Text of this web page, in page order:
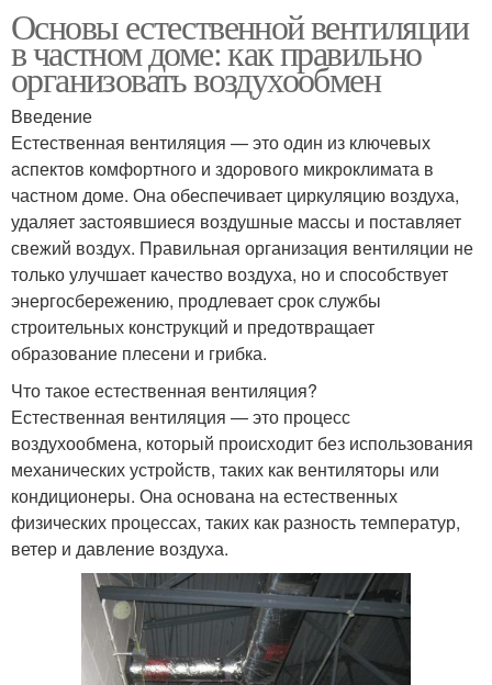
Основы естественной вентиляции
в частном доме: как правильно
организовать воздухообмен
Введение
Естественная вентиляция — это один из ключевых
аспектов комфортного и здорового микроклимата в
частном доме. Она обеспечивает циркуляцию воздуха,
удаляет застоявшиеся воздушные массы и поставляет
свежий воздух. Правильная организация вентиляции не
только улучшает качество воздуха, но и способствует
энергосбережению, продлевает срок службы
строительных конструкций и предотвращает
образование плесени и грибка.
Что такое естественная вентиляция?
Естественная вентиляция — это процесс
воздухообмена, который происходит без использования
механических устройств, таких как вентиляторы или
кондиционеры. Она основана на естественных
физических процессах, таких как разность температур,
ветер и давление воздуха.